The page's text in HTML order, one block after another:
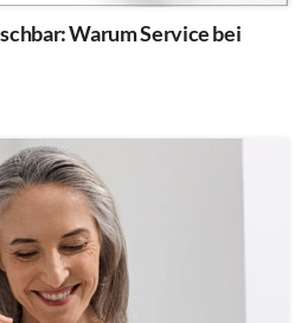
Warum Service bei